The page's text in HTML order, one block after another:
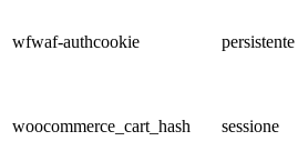
wfwaf-authcookie persistente
woocommerce_cart_hash sessione